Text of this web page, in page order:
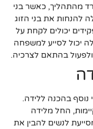
מהתהליך, כאשר בני
להנחות את בני הזוג
יכולים לקחת על
יכול לסייע למשפחה
בהתאם לצרכיה.
נוסף בהכנה ללידה.
החל מלידה
לנשים להבין את